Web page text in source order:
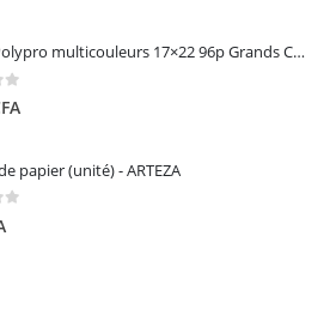
Cahier Polypro multicouleurs 17×22 96p Grands Carreaux Séyès 90g - CALLIGRAPHE
papier (unité) - ARTEZA